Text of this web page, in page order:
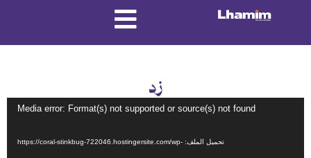
زد
Media error: Format(s) not supported or source(s) not found
تحميل الملف: https://coral-stinkbug-722046.hostingersite.com/wp-